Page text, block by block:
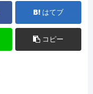
はてブ
コピー